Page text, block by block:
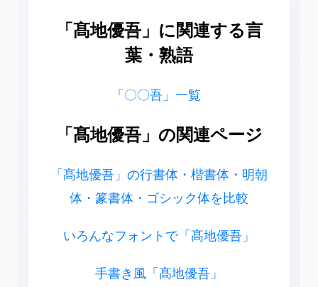
「髙地優吾」に関連する言
葉・熟語
「〇〇吾」一覧
「髙地優吾」の関連ページ
「髙地優吾」の行書体・楷書体・明朝
体・篆書体・ゴシック体を比較
いろんなフォントで「髙地優吾」
手書き風「髙地優吾」